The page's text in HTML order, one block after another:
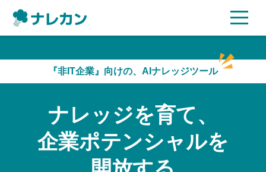
AI機能
ご利用企業様の声
セキュリティ
『非IT企業』向けの、AIナレッジツール
ナレッジを育て、
企業ポテンシャルを